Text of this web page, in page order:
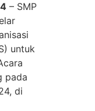
– SMP
untuk
pada
di